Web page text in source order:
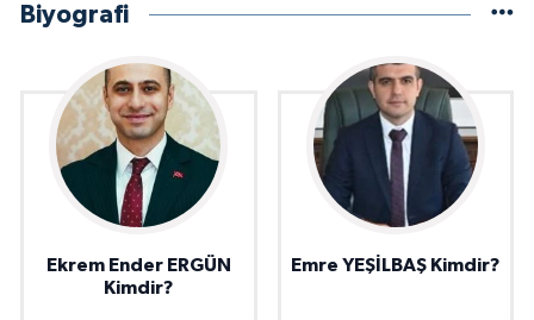
Biyografi
Ekrem Ender ERGÜN
Kimdir?
Emre YEŞİLBAŞ Kimdir?